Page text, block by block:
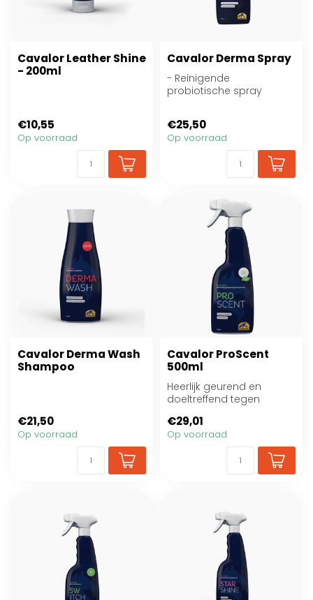
Cavalor Leather Shine
- 200ml
€10,55
Op voorraad
Cavalor Derma Spray
- Reinigende
probiotische spray
€25,50
Op voorraad
Cavalor Derma Wash
Shampoo
€21,50
Op voorraad
Cavalor ProScent
500ml
Heerlijk geurend en
doeltreffend tegen
€29,01
Op voorraad